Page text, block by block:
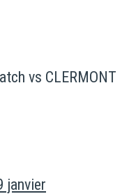
vs CLERMONT
janvier